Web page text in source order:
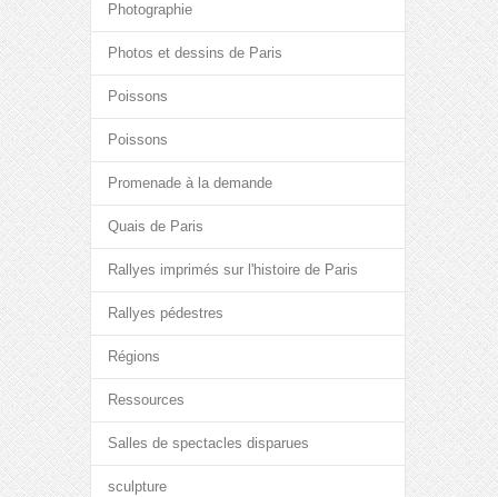
Photographie
Photos et dessins de Paris
Poissons
Poissons
Promenade à la demande
Quais de Paris
Rallyes imprimés sur l'histoire de Paris
Rallyes pédestres
Régions
Ressources
Salles de spectacles disparues
sculpture